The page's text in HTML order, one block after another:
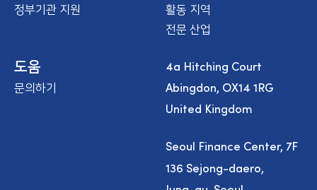
정부기관 지원
활동 지역
전문 산업
도움
문의하기
4a Hitching Court
Abingdon, OX14 1RG
United Kingdom
Seoul Finance Center, 7F
136 Sejong-daero,